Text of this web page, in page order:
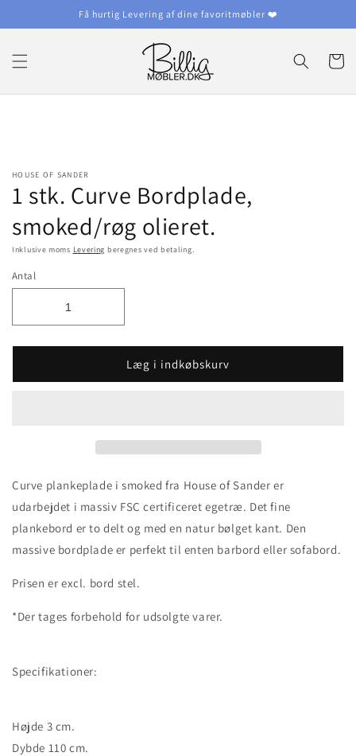
Få hurtig Levering af dine favoritmøbler ❤️
HOUSE OF SANDER
1 stk. Curve Bordplade,
smoked/røg olieret.
Inklusive moms Levering beregnes ved betaling.
Antal
Læg i indkøbskurv
Curve plankeplade i smoked fra House of Sander er
udarbejdet i massiv FSC certificeret egetræ. Det fine
plankebord er to delt og med en natur bølget kant. Den
massive bordplade er perfekt til enten barbord eller sofabord.
Prisen er excl. bord stel.
*Der tages forbehold for udsolgte varer.
Specifikationer:
Højde 3 cm.
Dybde 110 cm.